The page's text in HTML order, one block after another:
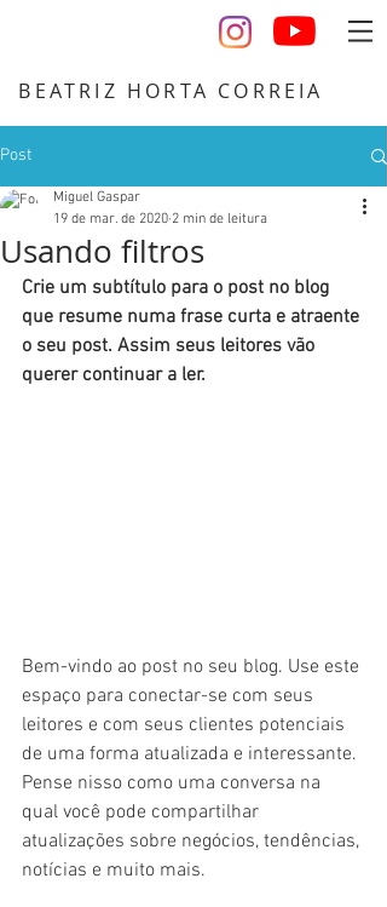
BEATRIZ HORTA CORREIA
Post
Usando filtros
Miguel Gaspar
19 de mar. de 2020 2 min de leitura
Crie um subtítulo para o post no blog
que resume numa frase curta e atraente
o seu post. Assim seus leitores vão
querer continuar a ler.
Bem-vindo ao post no seu blog. Use este
espaço para conectar-se com seus
leitores e com seus clientes potenciais
de uma forma atualizada e interessante.
Pense nisso como uma conversa na
qual você pode compartilhar
atualizações sobre negócios, tendências,
notícias e muito mais.